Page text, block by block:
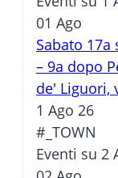
01 Ago
Sabato
– 9a dopo
de' Liguori,
1 Ago 26
#_TOWN
Eventi su 2